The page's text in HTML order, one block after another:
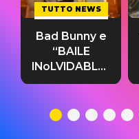
TUTTO NEWS
Bad Bunny e
“BAILE
INoLVIDABLE”:
testo,
significato